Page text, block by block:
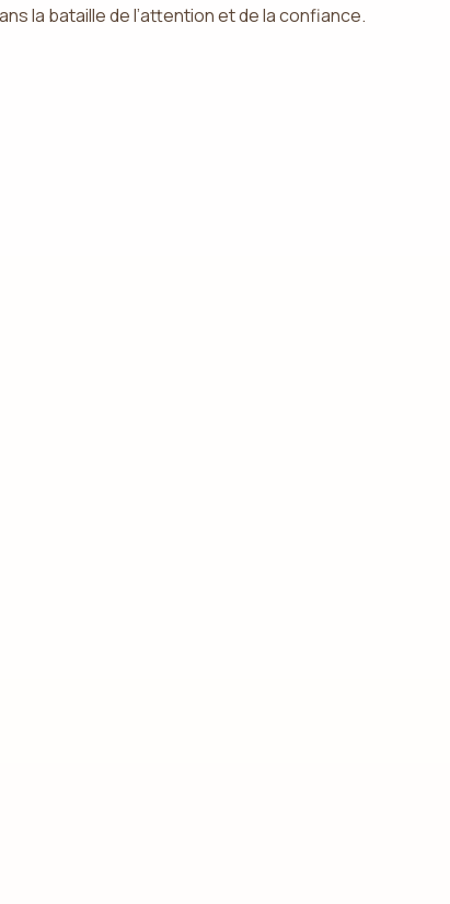
la bataille de l’attention et de la confiance.